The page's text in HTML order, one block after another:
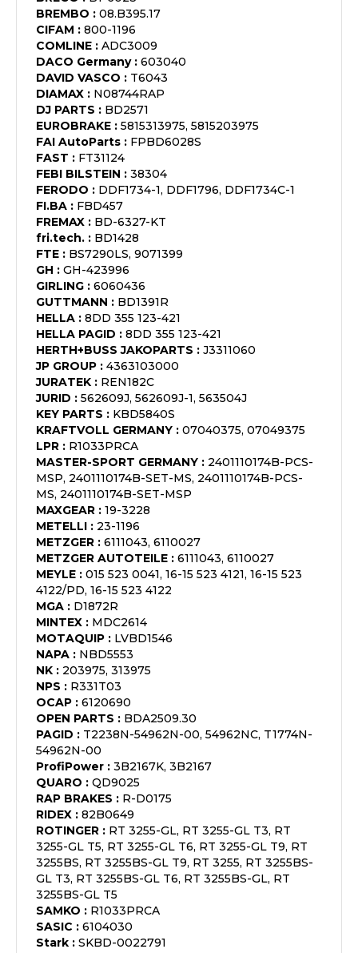
BREMBO : 08.B395.17
CIFAM : 800-1196
COMLINE : ADC3009
DACO Germany: 603040
DAVID VASCO : T6043
DIAMAX : N08744RAP
DJ PARTS : BD2571
EUROBRAKE : 5815313975, 5815203975
FAI AutoParts : FPBD6028S
FAST : FT31124
FEBI BILSTEIN : 38304
FERODO : DDF1734-1, DDF1796, DDF1734C-1
FI.BA : FBD457
FREMAX : BD-6327-KT
fri.tech. : BD1428
FTE : BS7290LS, 9071399
GH : GH-423996
GIRLING : 6060436
GUTTMANN : BD1391R
HELLA : 8DD 355 123-421
HELLA PAGID : 8DD 355 123-421
HERTH+BUSS JAKOPARTS : J3311060
JP GROUP : 4363103000
JURATEK : REN182C
JURID : 562609J, 562609J-1, 563504J
KEY PARTS : KBD5840S
KRAFTVOLL GERMANY : 07040375, 07049375
LPR : R1033PRCA
MASTER-SPORT GERMANY : 2401110174B-PCS-
MSP, 2401110174B-SET-MS, 2401110174B-PCS-
MS, 2401110174B-SET-MSP
MAXGEAR : 19-3228
METELLI : 23-1196
METZGER : 6111043, 6110027
METZGER AUTOTEILE : 6111043, 6110027
MEYLE : 015 523 0041, 16-15 523 4121, 16-15 523
4122/PD, 16-15 523 4122
MGA : D1872R
MINTEX : MDC2614
MOTAQUIP : LVBD1546
NAPA : NBD5553
NK : 203975, 313975
NPS : R331T03
OCAP : 6120690
OPEN PARTS : BDA2509.30
PAGID : T2238N-54962N-00, 54962NC, T1774N-
54962N-00
ProfiPower : 3B2167K, 3B2167
QUARO : QD9025
RAP BRAKES : R-D0175
RIDEX : 82B0649
ROTINGER : RT 3255-GL, RT 3255-GL T3, RT
3255-GL T5, RT 3255-GL T6, RT 3255-GL T9, RT
3255BS, RT 3255BS-GL T9, RT 3255, RT 3255BS-
GL T3, RT 3255BS-GL T6, RT 3255BS-GL, RT
3255BS-GL T5
SAMKO : R1033PRCA
SASIC : 6104030
Stark : SKBD-0022791